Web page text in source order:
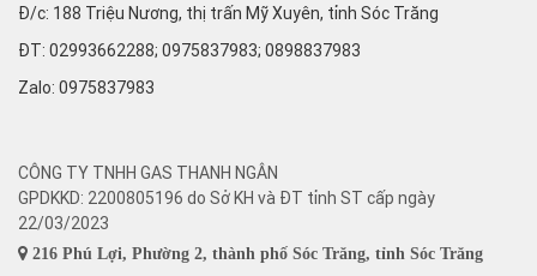
Đ/c: 188 Triệu Nương, thị trấn Mỹ Xuyên, tỉnh Sóc Trăng
ĐT: 02993662288; 0975837983; 0898837983
Zalo: 0975837983
CÔNG TY TNHH GAS THANH NGÂN
GPDKKD: 2200805196 do Sở KH và ĐT tỉnh ST cấp ngày
22/03/2023
216 Phú Lợi, Phường 2, thành phố Sóc Trăng, tỉnh Sóc Trăng